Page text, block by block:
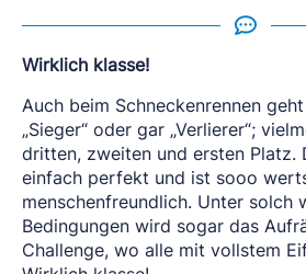
Wirklich klasse!
Auch beim Schneckenrennen
„Sieger“ oder gar „Verlierer“;
dritten, zweiten und ersten Platz.
einfach perfekt und ist sooo
menschenfreundlich. Unter solch
Bedingungen wird sogar das
Challenge, wo alle mit vollstem